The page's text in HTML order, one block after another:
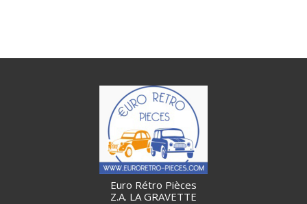
Euro Rétro Pièces
Z.A. LA GRAVETTE